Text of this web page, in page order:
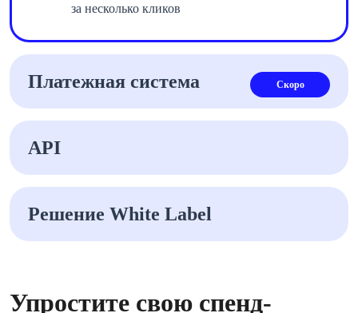
за несколько кликов
Платежная система Скоро
API
Решение White Label
Упростите свою спенд-